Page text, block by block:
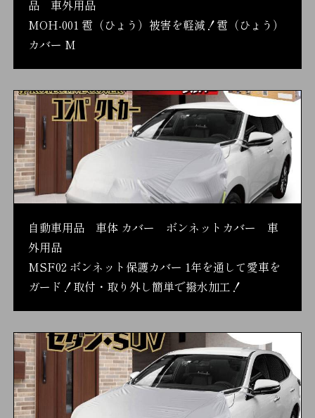
品 車外用品
MOH-001 雹（ひょう）被害を軽減！雹（ひょう）
カバー M
自動車用品 車体 カバー ボンネットカバー 車
外用品
MSF02 ボンネット保護カバー 1年を通して愛車を
ガード！取付・取り外し簡単で撥水加工！